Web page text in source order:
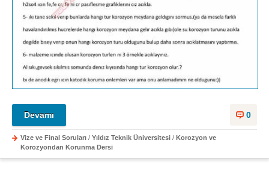
0
Devamı
Vize ve Final Soruları / Yıldız Teknik Üniversitesi / Korozyon ve
Korozyondan Korunma Dersi